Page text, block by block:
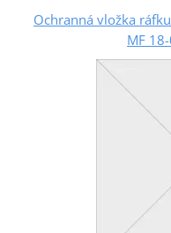
Ochranná vložka
MF